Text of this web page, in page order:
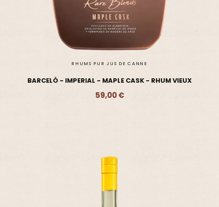
RHUMS PUR JUS DE CANNE
BARCELÓ - IMPERIAL - MAPLE CASK - RHUM VIEUX
59,00 €
Ajouter - 59,00 €